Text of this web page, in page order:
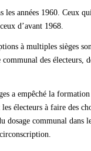
les années 1960. Ceux
d’avant 1968.
à multiples sièges
des électeurs,
a empêché la
électeurs à faire des
dosage communal dans